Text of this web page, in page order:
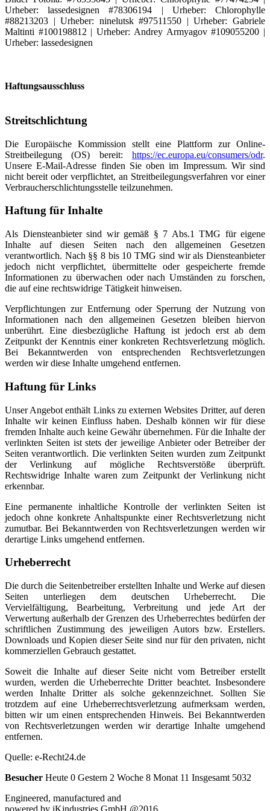
Urheber: lassedesignen #78306194 | Urheber: Chlorophylle
#88213203 | Urheber: ninelutsk #97511550 | Urheber: Gabriele
Maltinti #100198812 | Urheber: Andrey Armyagov #109055200 |
Urheber: lassedesignen
Haftungsausschluss
Streitschlichtung
Die Europäische Kommission stellt eine Plattform zur Online-
Streitbeilegung (OS) bereit: https://ec.europa.eu/consumers/odr.
Unsere E-Mail-Adresse finden Sie oben im Impressum. Wir sind
nicht bereit oder verpflichtet, an Streitbeilegungsverfahren vor einer
Verbraucherschlichtungsstelle teilzunehmen.
Haftung für Inhalte
Als Diensteanbieter sind wir gemäß § 7 Abs.1 TMG für eigene
Inhalte auf diesen Seiten nach den allgemeinen Gesetzen
verantwortlich. Nach §§ 8 bis 10 TMG sind wir als Diensteanbieter
jedoch nicht verpflichtet, übermittelte oder gespeicherte fremde
Informationen zu überwachen oder nach Umständen zu forschen,
die auf eine rechtswidrige Tätigkeit hinweisen.
Verpflichtungen zur Entfernung oder Sperrung der Nutzung von
Informationen nach den allgemeinen Gesetzen bleiben hiervon
unberührt. Eine diesbezügliche Haftung ist jedoch erst ab dem
Zeitpunkt der Kenntnis einer konkreten Rechtsverletzung möglich.
Bei Bekanntwerden von entsprechenden Rechtsverletzungen
werden wir diese Inhalte umgehend entfernen.
Haftung für Links
Unser Angebot enthält Links zu externen Websites Dritter, auf deren
Inhalte wir keinen Einfluss haben. Deshalb können wir für diese
fremden Inhalte auch keine Gewähr übernehmen. Für die Inhalte der
verlinkten Seiten ist stets der jeweilige Anbieter oder Betreiber der
Seiten verantwortlich. Die verlinkten Seiten wurden zum Zeitpunkt
der Verlinkung auf mögliche Rechtsverstöße überprüft.
Rechtswidrige Inhalte waren zum Zeitpunkt der Verlinkung nicht
erkennbar.
Eine permanente inhaltliche Kontrolle der verlinkten Seiten ist
jedoch ohne konkrete Anhaltspunkte einer Rechtsverletzung nicht
zumutbar. Bei Bekanntwerden von Rechtsverletzungen werden wir
derartige Links umgehend entfernen.
Urheberrecht
Die durch die Seitenbetreiber erstellten Inhalte und Werke auf diesen
Seiten unterliegen dem deutschen Urheberrecht. Die
Vervielfältigung, Bearbeitung, Verbreitung und jede Art der
Verwertung außerhalb der Grenzen des Urheberrechtes bedürfen der
schriftlichen Zustimmung des jeweiligen Autors bzw. Erstellers.
Downloads und Kopien dieser Seite sind nur für den privaten, nicht
kommerziellen Gebrauch gestattet.
Soweit die Inhalte auf dieser Seite nicht vom Betreiber erstellt
wurden, werden die Urheberrechte Dritter beachtet. Insbesondere
werden Inhalte Dritter als solche gekennzeichnet. Sollten Sie
trotzdem auf eine Urheberrechtsverletzung aufmerksam werden,
bitten wir um einen entsprechenden Hinweis. Bei Bekanntwerden
von Rechtsverletzungen werden wir derartige Inhalte umgehend
entfernen.
Quelle: e-Recht24.de
Besucher Heute 0 Gestern 2 Woche 8 Monat 11 Insgesamt 5032
Engineered, manufactured and
powered by iKindustries GmbH @2016